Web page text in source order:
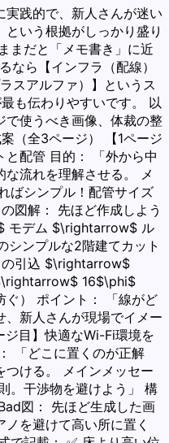
践的で、新人さんが迷い
いう根拠がしっかり盛り
まだと「メモ書き」に近
なら【インフラ（配線）
スアルファ）】というス
も伝わりやすいです。 以
で使うべき画像、体裁の整
（全3ページ） 【1ページ
と配管 目的： 「外から中
流れを理解させる。 メ
ばシンプル！配管サイズ
図解： 先ほど作成しよう
モデム $\rightarrow$ ル
ンプルな2階建てカット
の引込 $\rightarrow$
16$\phi$
ぐ） ポイント： 「線がど
、新人さんが現場でイメー
ジ目】快適なWi-Fi環境を
「どこに置くのが正解
つける。 メインメッセー
。干渉物を避けよう」 構
図： 先ほど生成した画
を避けて高い所に置く